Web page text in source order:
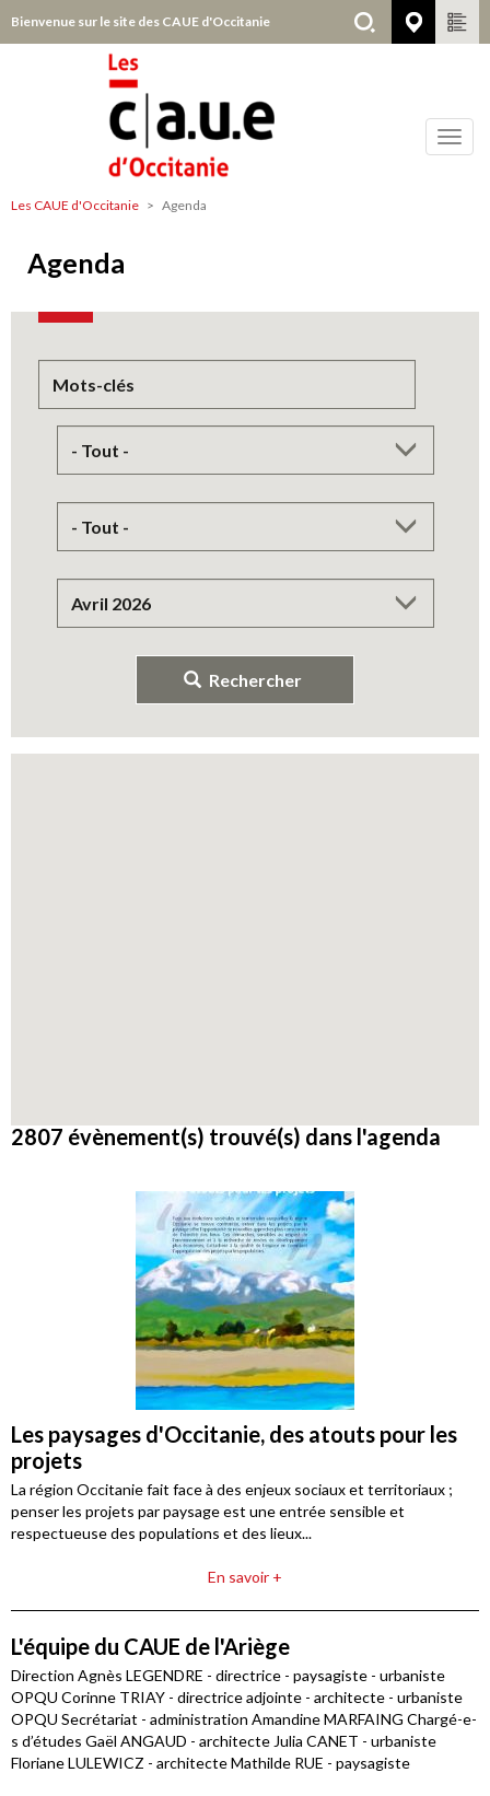
au
Bienvenue sur le site des CAUE d'Occitanie
Les CAUE d'Occitanie Agenda
Agenda
Rechercher
2807 évènement(s) trouvé(s) dans l'agenda
Les paysages d'Occitanie, des atouts pour les
projets
La région Occitanie fait face à des enjeux sociaux et territoriaux ;
penser les projets par paysage est une entrée sensible et
respectueuse des populations et des lieux...
En savoir +
L'équipe du CAUE de l'Ariège
Direction Agnès LEGENDRE - directrice - paysagiste - urbaniste
OPQU Corinne TRIAY - directrice adjointe - architecte - urbaniste
OPQU Secrétariat - administration Amandine MARFAING Chargé-e-
s d’études Gaël ANGAUD - architecte Julia CANET - urbaniste
Floriane LULEWICZ - architecte Mathilde RUE - paysagiste